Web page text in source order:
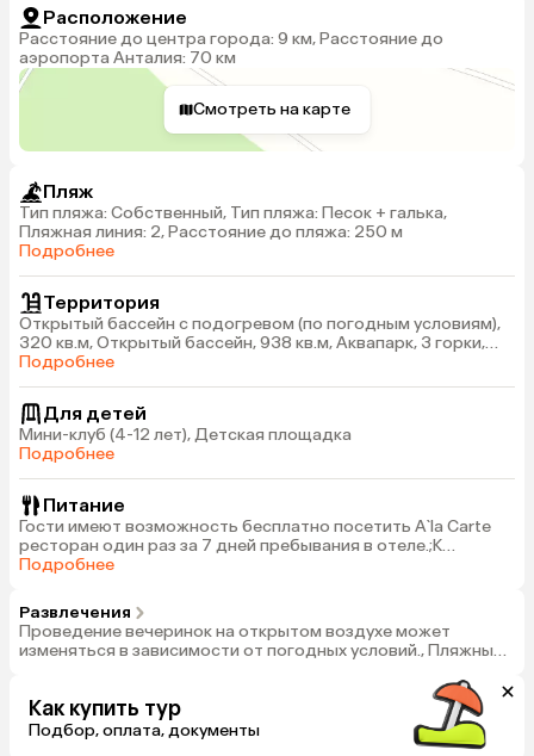
Расположение
Расстояние до центра города: 9 км, Расстояние до
аэропорта Анталия: 70 км
Смотреть на карте
Пляж
Тип пляжа: Собственный, Тип пляжа: Песок + галька,
Пляжная линия: 2, Расстояние до пляжа: 250 м
Подробнее
Территория
Открытый бассейн с подогревом (по погодным условиям),
320 кв.м, Открытый бассейн, 938 кв.м, Аквапарк, 3 горки,
124 кв.м, Крытый бассейнс подогревом (по погодным
Подробнее
Для детей
Мини-клуб (4-12 лет), Детская площадка
Подробнее
Питание
Гости имеют возможность бесплатно посетить A`la Carte
ресторан один раз за 7 дней пребывания в отеле.;К
посещению А-ля Карт ресторанов допускаются гости от 12
соответствии с которой запрещен вход в купальных
костюмах и шортах., Основной ресторан на 1000 чел., '4 A’la
Carte ресторана: средиземноморский, гриль, рыбный и
азиатский (19:00-21:30)', Лобби бар
Подробнее
Развлечения
Проведение вечеринок на открытом воздухе может
изменяться в зависимости от погодных условий., Пляжный
Как купить тур
Подбор, оплата, документы